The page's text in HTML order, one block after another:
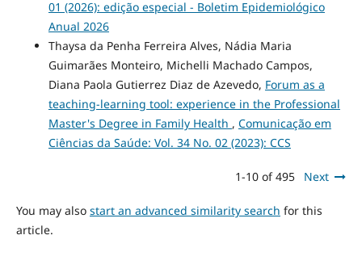
01 (2026): edição especial - Boletim Epidemiológico
Anual 2026
Thaysa da Penha Ferreira Alves, Nádia Maria
Guimarães Monteiro, Michelli Machado Campos,
Diana Paola Gutierrez Diaz de Azevedo, Forum as a
teaching-learning tool: experience in the Professional
Master's Degree in Family Health , Comunicação em
Ciências da Saúde: Vol. 34 No. 02 (2023): CCS
1-10 of 495 Next
You may also start an advanced similarity search for this
article.